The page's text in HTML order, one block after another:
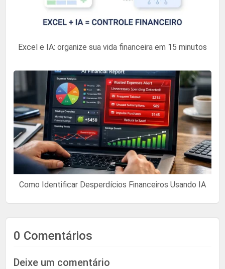
Excel e IA: organize sua vida financeira em 15 minutos
Como Identificar Desperdícios Financeiros Usando IA
0 Comentários
Deixe um comentário